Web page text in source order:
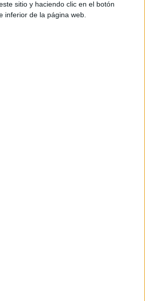
sitio y haciendo clic en el botón
inferior de la página web.
en Tecnologías Industriales +